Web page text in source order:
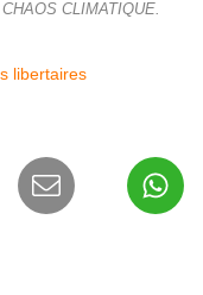
CLIMATIQUE.
libertaires